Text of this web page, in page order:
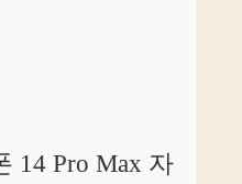
14 Pro Max 자